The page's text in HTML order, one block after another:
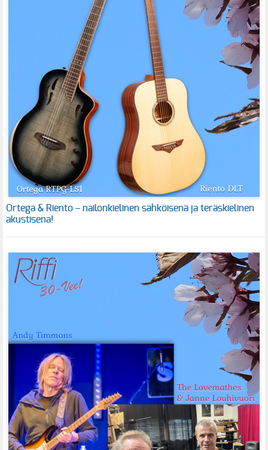
Ortega & Riento – nailonkielinen sähköisenä ja teräskielinen
akustisena!